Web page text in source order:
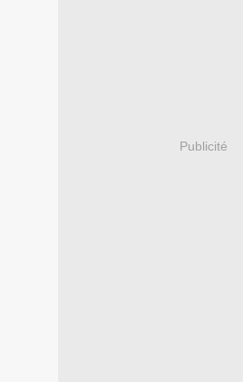
Publicité